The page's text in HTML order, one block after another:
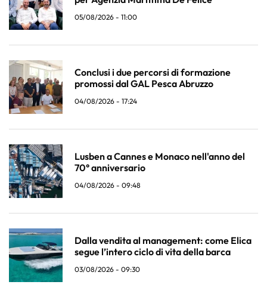
05/08/2026 - 11:00
Conclusi i due percorsi di formazione
promossi dal GAL Pesca Abruzzo
04/08/2026 - 17:24
Lusben a Cannes e Monaco nell'anno del
70° anniversario
04/08/2026 - 09:48
Dalla vendita al management: come Elica
segue l’intero ciclo di vita della barca
03/08/2026 - 09:30